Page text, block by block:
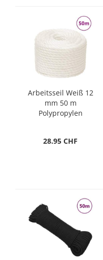
Arbeitsseil Weiß 12
mm 50 m
Polypropylen
28.95 CHF